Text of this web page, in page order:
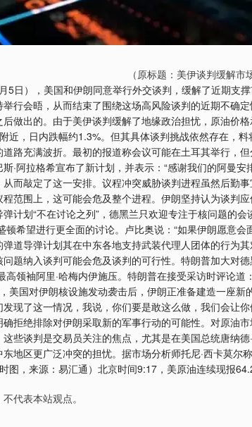
（原标题：美伊谈判缓解
日），美国和伊朗同意举行外交谈判，缓解了近期支
行会晤，从而结束了围绕这场高风险谈判的近期不确
做出的。由于美伊谈判缓解了地缘政治担忧，原油价
近，日内跌幅约1.3%。但其具体谈判挑战依然存在，
路充满波折。最初的报道称会议可能在土耳其举行，
·阿拉格希宣布了新计划，并表示：“感谢我们的阿曼
而敲定了这一安排。议程冲突威胁谈判进程虽然后勤
范围上，这可能会危及整个进程。伊朗坚持认为谈判
计划“不在讨论之列”，德黑兰只欢迎专注于核问题的
顿希望进行更全面的讨论。卢比奥说：“如果伊朗愿意
道导弹计划其在中东各地支持武装代理人团体的行为
题纳入谈判可能会危及谈判的可行性。特朗普加大对
高领袖阿里·哈梅内伊施压。特朗普在接受采访时评论道
美国对伊朗核设施发动袭击后，伊朗正准备建造一座新
现了这一情况，我说，你们要是敢这么做，我们会让
拒绝排除对伊朗采取新的军事行动的可能性。对原油
些谈判是交易员关注的焦点，尤其是在美国总统唐纳
地区更广泛冲突的担忧。据市场分析师托尼·西卡莫尔
图，来源：易汇通）北京时间9:17，美原油连续现报
代表本站观点。